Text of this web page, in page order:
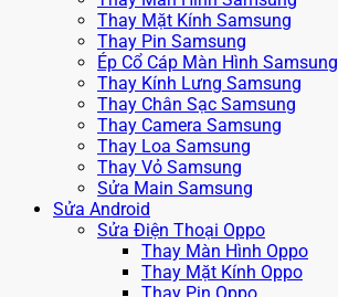
Thay Mặt Kính Samsung
Thay Pin Samsung
Ép Cổ Cáp Màn Hình Samsung
Thay Kính Lưng Samsung
Thay Chân Sạc Samsung
Thay Camera Samsung
Thay Loa Samsung
Thay Vỏ Samsung
Sửa Main Samsung
Sửa Android
Sửa Điện Thoại Oppo
Thay Màn Hình Oppo
Thay Mặt Kính Oppo